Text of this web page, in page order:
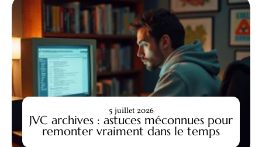
JVC archives : astuces méconnues pour
remonter vraiment dans le temps
5 juillet 2026